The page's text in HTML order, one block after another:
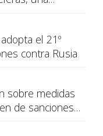
el 21º
contra Rusia
sobre medidas
de sanciones